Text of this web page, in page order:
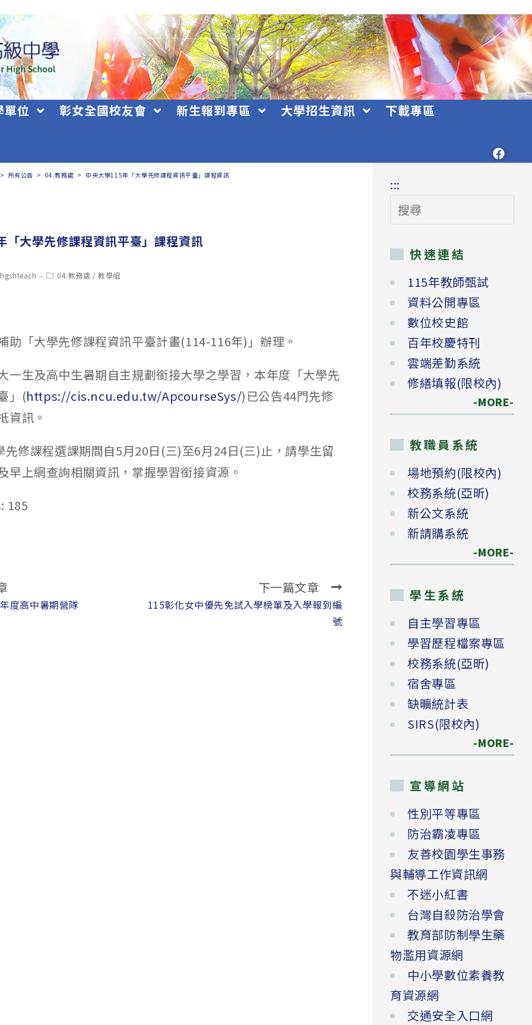
單位 彰女全國校友會 新生報到專區 大學招生資訊 下載專區
> 所有公告 > 04.教務處 > 中央大學115年「大學先修課程資訊平臺」課程資訊
「大學先修課程資訊平臺」課程資訊
Post04.教務處 / 教學組
助「大學先修課程資訊平臺計畫(114-116年)」辦理。
一生及高中生暑期自主規劃銜接大學之學習，本年度「大學先
」(https://cis.ncu.edu.tw/ApcourseSys/)已公告44門先修
資訊。
先修課程選課期間自5月20日(三)至6月24日(三)止，請學生留
早上網查詢相關資訊，掌握學習銜接資源。
185
度高中暑期營隊
下一篇文章
115彰化女中優先免試入學榜單及入學報到編
號
:::
搜
尋
快速連結
115年教師甄試
資料公開專區
數位校史館
百年校慶特刊
雲端差勤系統
修繕填報(限校內)
-MORE-
教職員系統
場地預約(限校內)
校務系統(亞昕)
新公文系統
新請購系統
-MORE-
學生系統
自主學習專區
學習歷程檔案專區
校務系統(亞昕)
宿舍專區
缺曠統計表
SIRS(限校內)
-MORE-
宣導網站
性別平等專區
防治霸凌專區
友善校園學生事務
與輔導工作資訊網
不迷小紅書
台灣自殺防治學會
教育部防制學生藥
物濫用資源網
中小學數位素養教
育資源網
交通安全入口網